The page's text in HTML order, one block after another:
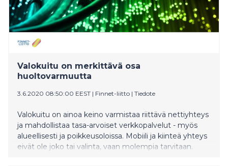
Valokuitu on merkittävä osa
huoltovarmuutta
3.6.2020 08:50:00 EEST | Finnet-liitto | Tiedote
Valokuitu on ainoa keino varmistaa riittävä nettiyhteys
ja mahdollistaa tasa-arvoiset verkkopalvelut - myös
alueellisesti ja poikkeusoloissa. Mobiili ja kiinteä yhteys
eivät ole joko tai valinta, vaan molempia tarvitaan.